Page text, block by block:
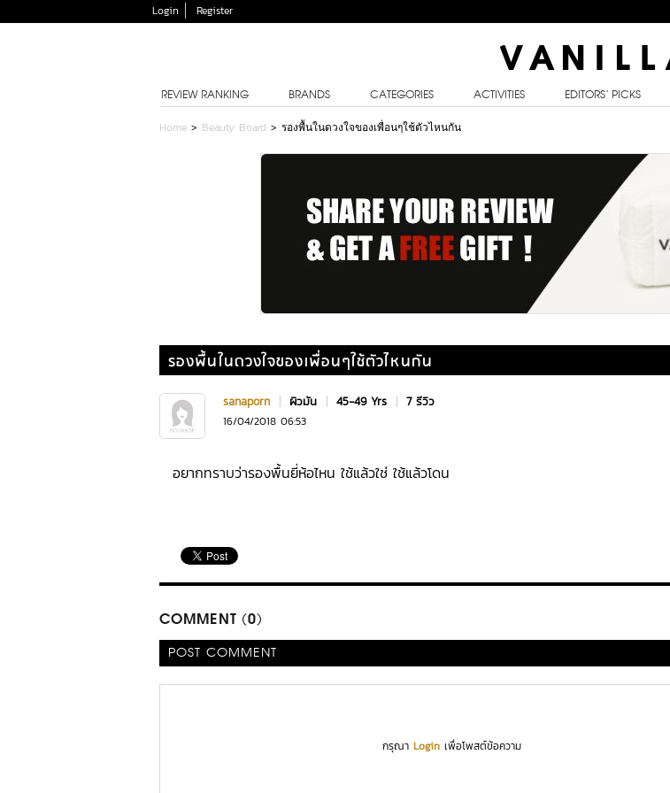
Login Register
REVIEW RANKING BRANDS CATEGORIES ACTIVITIES EDITORS’ PICKS
Home > Beauty Board > รองพื้นในดวงใจของเพื่อนๆใช้ตัวไหนกัน
รองพื้นในดวงใจของเพื่อนๆใช้ตัวไหนกัน
sanaporn | ผิวมัน | 45-49 Yrs | 7 รีวิว
16/04/2018 06:53
อยากทราบว่ารองพื้นยี่ห้อไหน ใช้แล้วใช่ ใช้แล้วโดน
COMMENT (0)
POST COMMENT
กรุณา Loginเพื่อโพสต์ข้อความ